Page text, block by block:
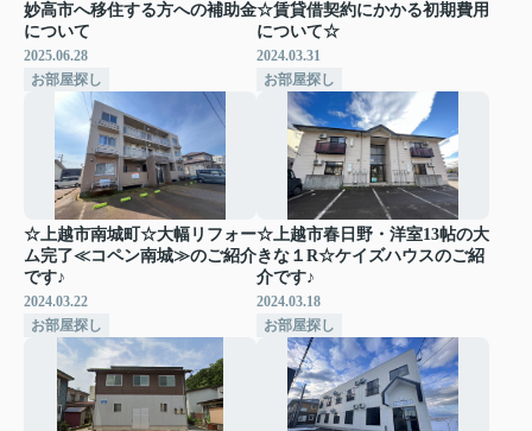
妙高市へ移住する方への補助金
について
2025.06.28
お部屋探し
☆賃貸借契約にかかる初期費用
について☆
2024.03.31
お部屋探し
☆上越市南城町☆大幅リフォー
ム完了≪コペン南城≫のご紹介
です♪
2024.03.22
お部屋探し
☆上越市春日野・洋室13帖の大
きな１R☆ケイズハウスのご紹
介です♪
2024.03.18
お部屋探し